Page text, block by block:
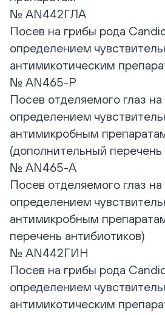
№ AN442ГЛА
Посев на грибы рода
определением
антимикотическим
№ AN465-Р
Посев отделяемого глаз
определением
антимикробным
(дополнительный перечень
№ AN465-А
Посев отделяемого глаз
определением
антимикробным
перечень антибиотиков)
№ AN442ГИН
Посев на грибы рода
определением
антимикотическим